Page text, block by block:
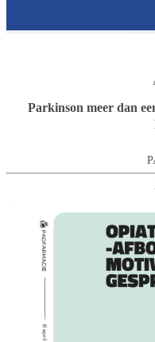
Parkinson meer dan